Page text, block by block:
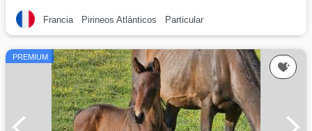
Francia Pirineos Atlánticos Particular
PREMIUM